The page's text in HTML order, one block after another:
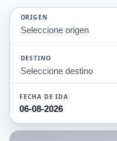
🇨🇱Español
MONEDA
💲
MXN
ORIGEN
Seleccione origen
DESTINO
Seleccione destino
FECHA DE IDA